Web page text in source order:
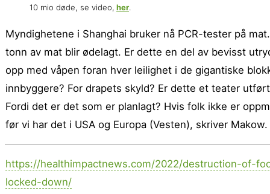
10 mio døde, se video, her.
Myndighetene i Shanghai bruker nå PCR-tester på
tonn av mat blir ødelagt. Er dette en del av bevisst
opp med våpen foran hver leilighet i de gigantiske
innbyggere? For drapets skyld? Er dette et teater
Fordi det er det som er planlagt? Hvis folk ikke er
før vi har det i USA og Europa (Vesten), skriver
https://healthimpactnews.com/2022/destruction-of-
locked-down/